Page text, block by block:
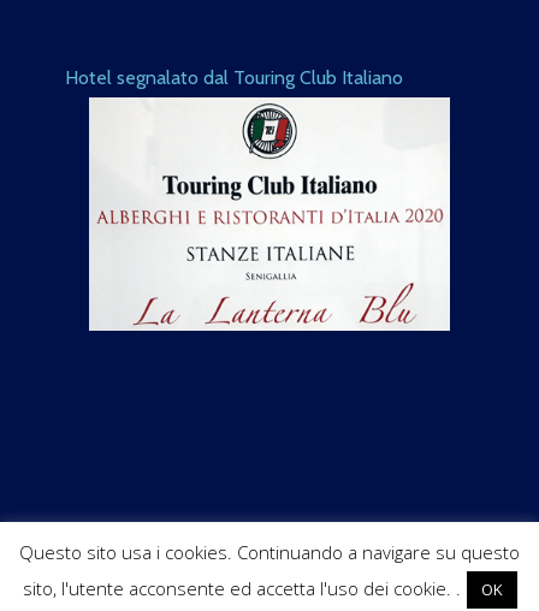
Hotel segnalato dal Touring Club Italiano
Questo sito usa i cookies. Continuando a navigare su questo
sito, l'utente acconsente ed accetta l'uso dei cookie. .
OK